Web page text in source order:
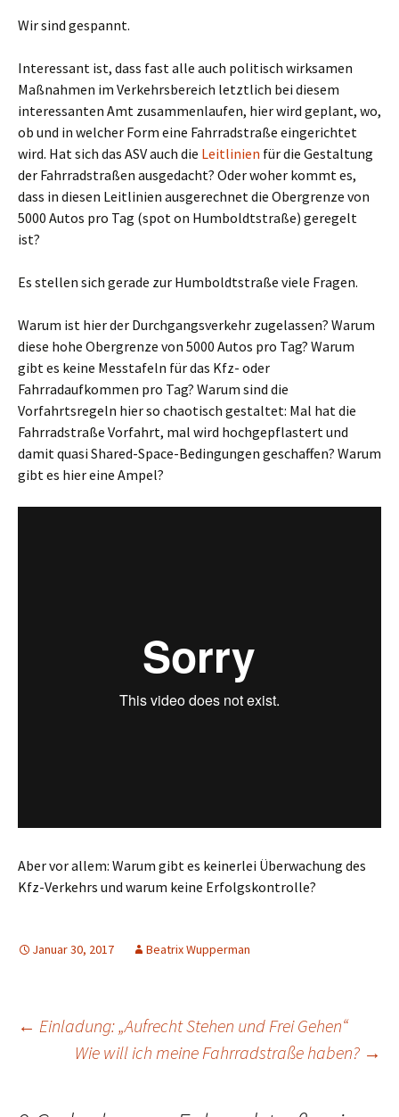
Wir sind gespannt.
Interessant ist, dass fast alle auch politisch wirksamen
Maßnahmen im Verkehrsbereich letztlich bei diesem
interessanten Amt zusammenlaufen, hier wird geplant, wo,
ob und in welcher Form eine Fahrradstraße eingerichtet
wird. Hat sich das ASV auch die Leitlinien für die Gestaltung
der Fahrradstraßen ausgedacht? Oder woher kommt es,
dass in diesen Leitlinien ausgerechnet die Obergrenze von
5000 Autos pro Tag (spot on Humboldtstraße) geregelt
ist?
Es stellen sich gerade zur Humboldtstraße viele Fragen.
Warum ist hier der Durchgangsverkehr zugelassen? Warum
diese hohe Obergrenze von 5000 Autos pro Tag? Warum
gibt es keine Messtafeln für das Kfz- oder
Fahrradaufkommen pro Tag? Warum sind die
Vorfahrtsregeln hier so chaotisch gestaltet: Mal hat die
Fahrradstraße Vorfahrt, mal wird hochgepflastert und
damit quasi Shared-Space-Bedingungen geschaffen? Warum
gibt es hier eine Ampel?
Aber vor allem: Warum gibt es keinerlei Überwachung des
Kfz-Verkehrs und warum keine Erfolgskontrolle?
Januar 30, 2017 Beatrix Wupperman
Beitrags-
← Einladung: „Aufrecht Stehen und Frei Gehen“
Wie will ich meine Fahrradstraße haben? →